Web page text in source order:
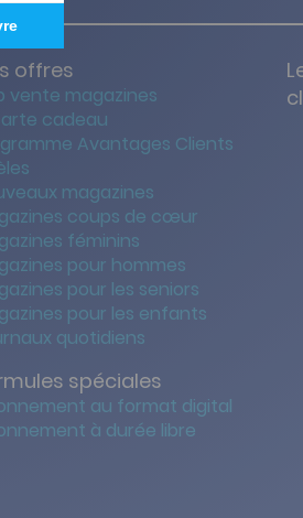
offres
vente magazines
cadeau
Avantages Clients
magazines
coups de cœur
féminins
pour hommes
pour les seniors
pour les enfants
quotidiens
spéciales
au format digital
à durée libre